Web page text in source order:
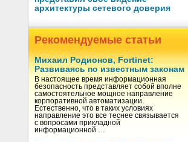
архитектуры сетевого доверия
Рекомендуемые статьи
Михаил Родионов, Fortinet:
Развиваясь по известным законам
В настоящее время информационная
безопасность представляет собой вполне
самостоятельное мощное направление
корпоративной автоматизации.
Естественно, что в таких условиях
направление это все теснее связывается
с вопросами прикладной
информационной …